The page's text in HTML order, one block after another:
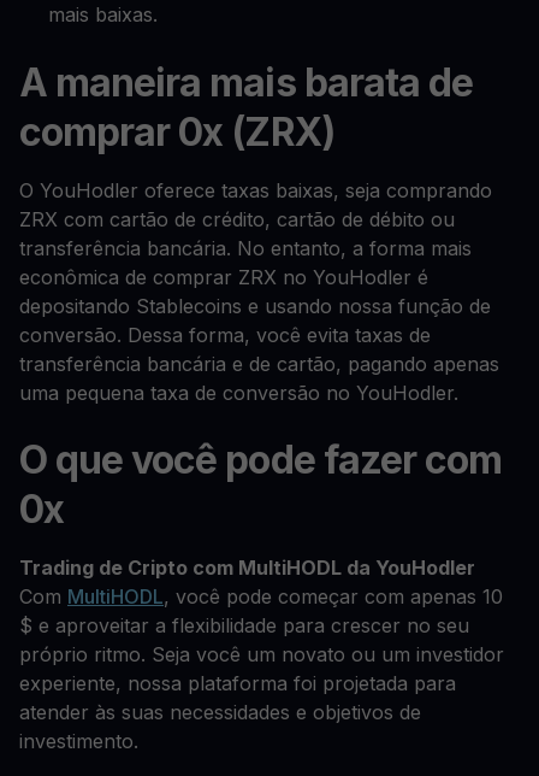
mais baixas.
A maneira mais barata de
comprar 0x (ZRX)
O YouHodler oferece taxas baixas, seja comprando
ZRX com cartão de crédito, cartão de débito ou
transferência bancária. No entanto, a forma mais
econômica de comprar ZRX no YouHodler é
depositando Stablecoins e usando nossa função de
conversão. Dessa forma, você evita taxas de
transferência bancária e de cartão, pagando apenas
uma pequena taxa de conversão no YouHodler.
O que você pode fazer com
0x
Trading de Cripto com MultiHODL da YouHodler
Com MultiHODL, você pode começar com apenas 10
$ e aproveitar a flexibilidade para crescer no seu
próprio ritmo. Seja você um novato ou um investidor
experiente, nossa plataforma foi projetada para
atender às suas necessidades e objetivos de
investimento.